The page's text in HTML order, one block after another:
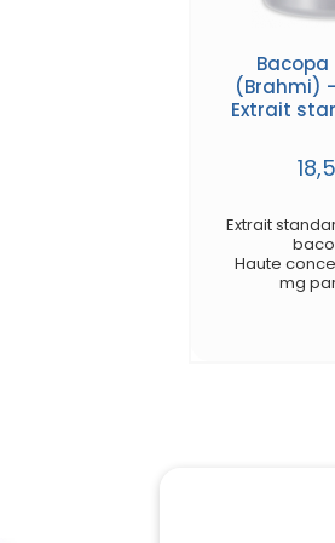
Bacopa
(Brahmi)
Extrait
Extrait
Haute
mg